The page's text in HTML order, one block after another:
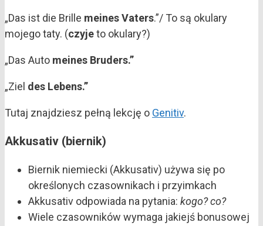
„Das ist die Brille meines Vaters.”/ To są okulary
mojego taty. (czyjeto okulary?)
„Das Auto meines Bruders.”
„Ziel des Lebens.”
Tutaj znajdziesz pełną lekcję o Genitiv.
Akkusativ (biernik)
Biernik niemiecki (Akkusativ) używa się po
określonych czasownikach i przyimkach
Akkusativ odpowiada na pytania: kogo? co?
Wiele czasowników wymaga jakiejś bonusowej